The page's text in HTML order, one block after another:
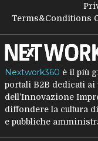
Terms&Conditions
Nextwork360 è il più
portali B2B dedicati
dell’Innovazione
diffondere la cultura
e pubbliche